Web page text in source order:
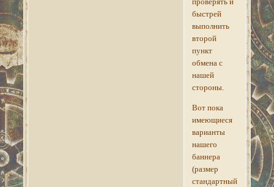
быстрей
выполнить
второй
пункт
обмена с
нашей
стороны.
Вот пока
имеющиеся
варианты
нашего
баннера
(размер
стандартный